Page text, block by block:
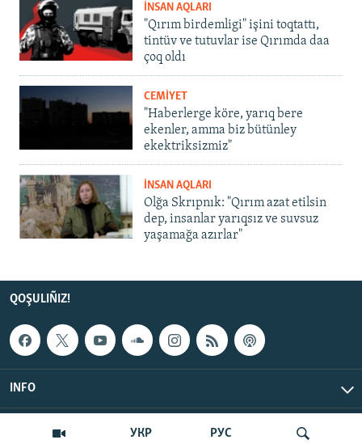
УКР РУС
İNSAN AQLARI
"Qırım birdemligi" işini toqtattı,
tintüv ve tutuvlar ise Qırımda daa
çoq oldı
CEMİYET
"Haberlerge köre, yarıq bere
ekenler, amma biz bütünley
ekektriksizmiz"
İNSAN AQLARI
Olğa Skrıpnık: "Qırım azat etilsin
dep, insanlar yarıqsız ve suvsuz
yaşamağa azırlar"
QOŞULIÑIZ!
INFO
© Qırım.Aqiqat, 2026 | All Rights Reserved.